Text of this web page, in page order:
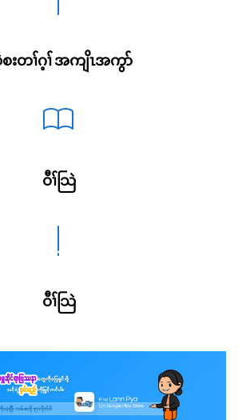
းတၢ်ဂ့ၢ် အကျိၤအကွာ်
ဝီၢ်သြဲ
ဝီၢ်သြဲ